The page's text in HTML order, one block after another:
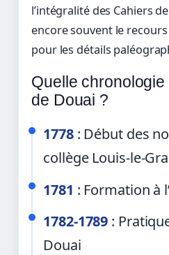
l’intégralité des Cahiers
encore souvent le
pour les détails
Quelle
de Douai ?
1778: Début des
collège Louis-le-
1781 : Formation à
1782-1789 :
Douai